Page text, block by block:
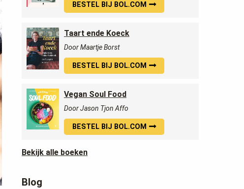
BESTEL BIJ BOL.COM
Taart ende Koeck
Door Maartje Borst
BESTEL BIJ BOL.COM
Vegan Soul Food
Door Jason Tjon Affo
BESTEL BIJ BOL.COM
Bekijk alle boeken
Blog